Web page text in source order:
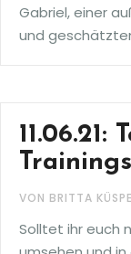
Gabriel, einer
und
VON BRITTA
Solltet ihr euch